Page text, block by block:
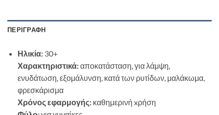
ΠΕΡΙΓΡΑΦΉ
Ηλικία:30+
Χαρακτηριστικά:αποκατάσταση, για λάμψη,
ενυδάτωση, εξομάλυνση, κατά των ρυτίδων, μαλάκωμα,
φρεσκάρισμα
Χρόνος εφαρμογής:καθημερινή xρήση